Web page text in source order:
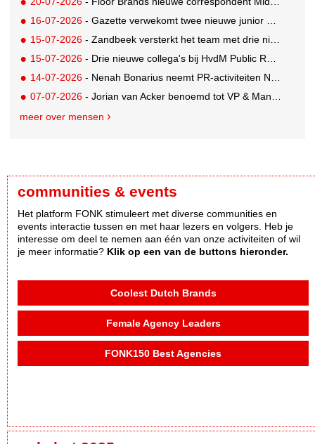
16-07-2026 - Gazette verwekomt twee nieuwe junior pr-adviseurs
15-07-2026 - Zandbeek versterkt het team met drie nieuwe specialisten
15-07-2026 - Drie nieuwe collega's bij HvdM Public Relations
14-07-2026 - Nenah Bonarius neemt PR-activiteiten NIO & firefly over van Mark Heiligers
07-07-2026 - Jorian van Acker benoemd tot VP & Managing Director Benelux van Mondelez International
meer over mensen
communities & events
Het platform FONK stimuleert met diverse communities en
events interactie tussen en met haar lezers en volgers. Heb je
interesse om deel te nemen aan één van onze activiteiten of wil
je meer informatie? Klik op een van de buttons hieronder.
Coolest Dutch Brands
Female Agency Leaders
FONK150 Best Agencies